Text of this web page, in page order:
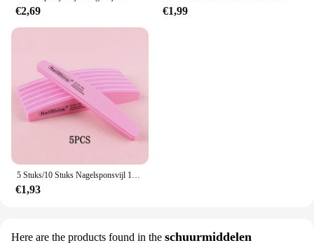
€2,69 €1,99
€1,93
Here are the products found in the schuurmiddelen